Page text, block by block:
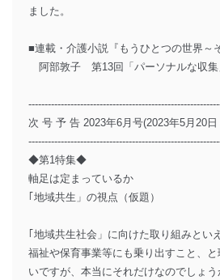
ました。
■連載・介護小説『もうひとつの世界～
阿部敦子 第13回「パーソナルな収集
次 号 予 告 2023年6月号(2023年5月20
◆第1特集◆
軸足は定まっているか
｢地域共生」の視点（仮題）
｢地域共生社会」に向けた取り組みとい
福祉や保育事業等にも乗り出すこと、
いですが、本当にそれだけなのでしょ